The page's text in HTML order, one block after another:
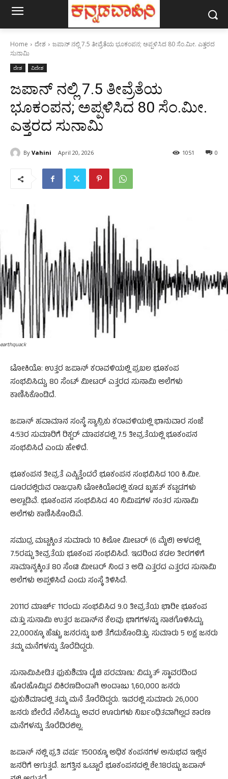
Home ದೇಶ
ಜಪಾನ್ ನಲ್ಲಿ 7.5 ತೀವ್ರೆತೆಯ ಭೂಕಂಪನ; ಅಪ್ಪಳಿಸಿದ 80 ಸೆಂ.ಮೀ. ಎತ್ತರದ
ಸುನಾಮಿ
ದೇಶ ವಿದೇಶ
ಜಪಾನ್ ನಲ್ಲಿ 7.5 ತೀವ್ರೆತೆಯ
ಭೂಕಂಪನ; ಅಪ್ಪಳಿಸಿದ 80 ಸೆಂ.ಮೀ.
ಎತ್ತರದ ಸುನಾಮಿ
By Vahini April 20, 2026 0
1051
earthquack
ಟೋಕಿಯೊ: ಉತ್ತರ ಜಪಾನ್ ಕರಾವಳಿಯಲ್ಲಿ ಪ್ರಬಲ ಭೂಕಂಪ
ಸಂಭವಿಸಿದ್ದು, 80 ಸೆಂಟ್ ಮೀಟರ್ ಎತ್ತರದ ಸುನಾಮಿ ಅಲೆಗಳು
ಕಾಣಿಸಿಕೊಂಡಿದೆ.
ಜಪಾನ್ ಹವಾಮಾನ ಸಂಸ್ಥೆ ಸ್ಯಾನ್ರಿಕು ಕರಾವಳಿಯಲ್ಲಿ ಭಾನುವಾರ ಸಂಜೆ
4:53ರ ಸುಮಾರಿಗೆ ರಿಕ್ಟರ್ ಮಾಪಕದಲ್ಲಿ 7.5 ತೀವ್ರತೆಯಲ್ಲಿ ಭೂಕಂಪನ
ಸಂಭವಿಸಿದೆ ಎಂದು ಹೇಳಿದೆ.
ಭೂಕಂಪನ ತೀವ್ರತೆ ಎಷ್ಟಿತ್ತೆಂದರೆ ಭೂಕಂಪನ ಸಂಭವಿಸಿದ 100 ಕಿ.ಮೀ.
ದೂರದಲ್ಲಿರುವ ರಾಜಧಾನಿ ಟೋಕಿಯೊದಲ್ಲಿ ಕೂಡ ಬೃಹತ್ ಕಟ್ಟಡಗಳು
ಅಲ್ಲಾಡಿವೆ. ಭೂಕಂಪನ ಸಂಭವಿಸಿದ 40 ನಿಮಿಷಗಳ ನಂತರ ಸುನಾಮಿ
ಅಲೆಗಳು ಕಾಣಿಸಿಕೊಂಡಿವೆ.
ಸಮುದ್ರ ಮಟ್ಟಕ್ಕಿಂತ ಸುಮಾರು 10 ಕಿಲೋ ಮೀಟರ್ (6 ಮೈಲಿ) ಆಳದಲ್ಲಿ
7.5ರಷ್ಟು ತೀವ್ರತೆಯ ಭೂಕಂಪ ಸಂಭವಿಸಿದೆ. ಇದರಿಂದ ಕಡಲ ತೀರಗಳಿಗೆ
ಸಾಮಾನ್ಯಕ್ಕಿಂತ 80 ಸೆಂಟಿ ಮೀಟರ್ ನಿಂದ 3 ಅಡಿ ಎತ್ತರದ ಎತ್ತರದ ಸುನಾಮಿ
ಅಲೆಗಳು ಅಪ್ಪಳಿಸಿದೆ ಎಂದು ಸಂಸ್ಥೆ ತಿಳಿಸಿದೆ.
2011ರ ಮಾರ್ಚ್ 11ರಂದು ಸಂಭವಿಸಿದ 9.0 ತೀವ್ರತೆಯ ಭಾರೀ ಭೂಕಂಪ
ಮತ್ತು ಸುನಾಮಿ ಉತ್ತರ ಜಪಾನ್‌ನ ಕೆಲವು ಭಾಗಗಳನ್ನು ನಾಶಗೊಳಿಸಿದ್ದು,
22,000ಕ್ಕೂ ಹೆಚ್ಚು ಜನರನ್ನು ಬಲಿ ತೆಗೆದುಕೊಂಡಿತ್ತು. ಸುಮಾರು 5 ಲಕ್ಷ ಜನರು
ತಮ್ಮ ಮನೆಗಳನ್ನು ತೊರೆದಿದ್ದರು.
ಸುನಾಮಿಪೀಡಿತ ಫುಕುಶಿಮಾ ಡೈಚಿ ಪರಮಾಣು ವಿದ್ಯುತ್ ಸ್ಥಾವರದಿಂದ
ಹೊರಹೊಮ್ಮಿದ ವಿಕಿರಣದಿಂದಾಗಿ ಅಂದಾಜು 1,60,000 ಜನರು
ಫುಕುಶಿಮಾದಲ್ಲಿ ತಮ್ಮ ಮನೆ ತೊರೆದಿದ್ದರು. ಇವರಲ್ಲಿ ಸುಮಾರು 26,000
ಜನರು ಬೇರೆಡೆ ನೆಲೆಸಿದ್ದು, ಅವರ ಊರುಗಳು ನಿರ್ಬಂಧಿತವಾಗಿಲ್ಲದ ಕಾರಣ
ಮನೆಗಳನ್ನು ತೊರೆದಿರಲಿಲ್ಲ.
ಜಪಾನ್ ನಲ್ಲಿ ಪ್ರತಿ ವರ್ಷ 1500ಕ್ಕೂ ಅಧಿಕ ಕಂಪನಗಳ ಅನುಭವ ಇಲ್ಲಿನ
ಜನರಿಗೆ ಆಗುತ್ತದೆ. ಜಗತ್ತಿನ ಒಟ್ಟಾರೆ ಭೂಕಂಪನದಲ್ಲಿ ಶೇ.18ರಷ್ಟು ಜಪಾನ್